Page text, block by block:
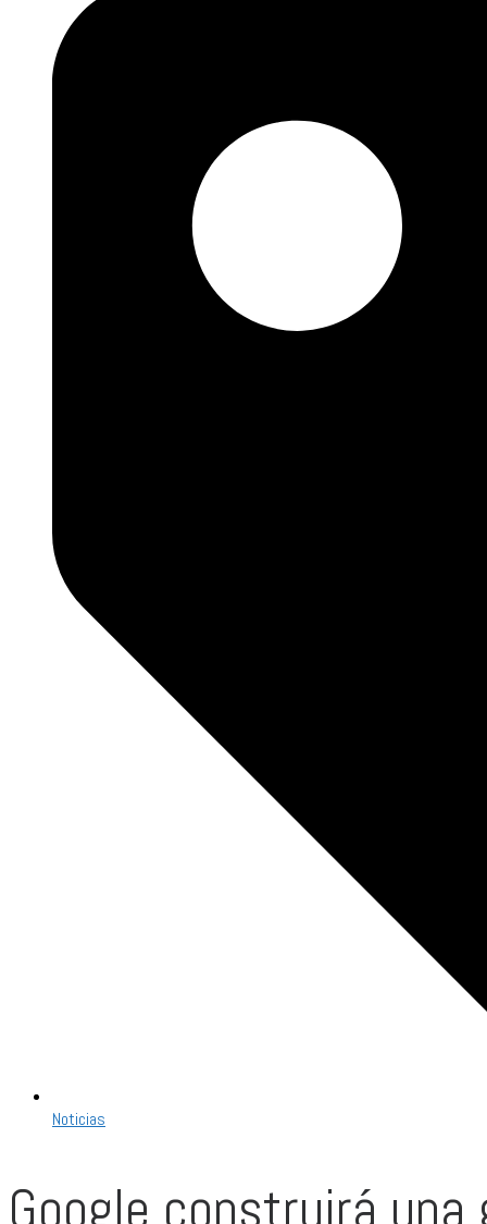
Noticias
Google construirá